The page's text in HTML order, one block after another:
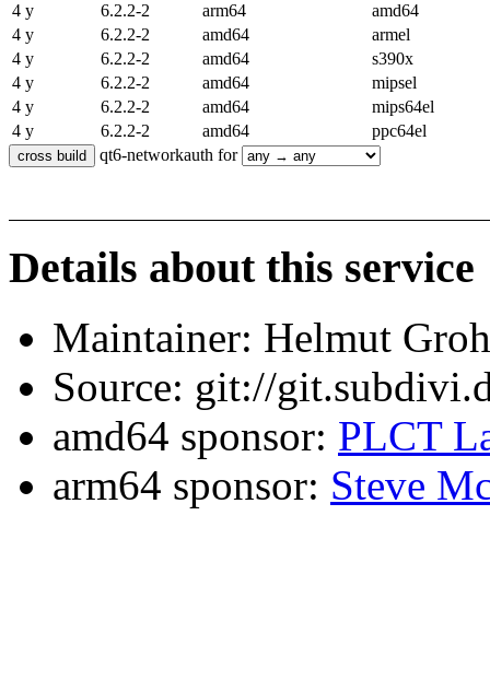
4 y
6.2.2-2 arm64
amd64
4 y
6.2.2-2 amd64
armel
4 y
6.2.2-2 amd64
s390x
4 y
6.2.2-2 amd64
mipsel
4 y
6.2.2-2 amd64
mips64el
4 y
6.2.2-2 amd64
ppc64el
qt6-networkauth for
Details about this service
Maintainer: Helmut
Source: git://
amd64 sponsor: PLCT
arm64 sponsor: Steve